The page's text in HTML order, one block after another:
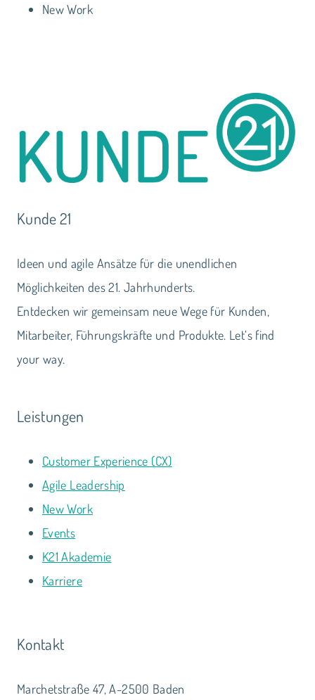
New Work
Kunde 21
Ideen und agile Ansätze für die unendlichen
Möglichkeiten des 21. Jahrhunderts.
Entdecken wir gemeinsam neue Wege für Kunden,
Mitarbeiter, Führungskräfte und Produkte. Let‘s find
your way.
Leistungen
Customer Experience (CX)
Agile Leadership
New Work
Events
K21 Akademie
Karriere
Kontakt
Marchetstraße 47, A-2500 Baden